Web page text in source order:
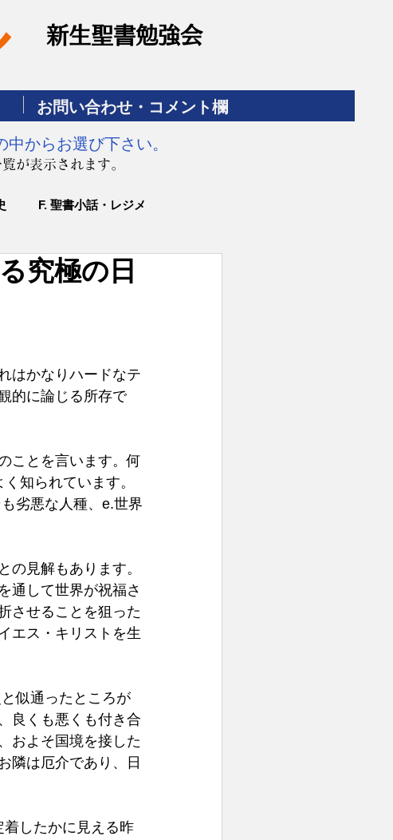
​新生聖書勉強会
お問い合わせ・コメント欄
からお選び下さい。
が表示されます。
F. 聖書小話・レジメ
究極の日
はかなりハードなテ
的に論じる所存で
ことを言います。何
知られています。
劣悪な人種、e.世界
の見解もあります。
通して世界が祝福さ
させることを狙った
エス・キリストを生
良くも悪くも付き合
およそ国境を接した
隣は厄介であり、日
したかに見える昨